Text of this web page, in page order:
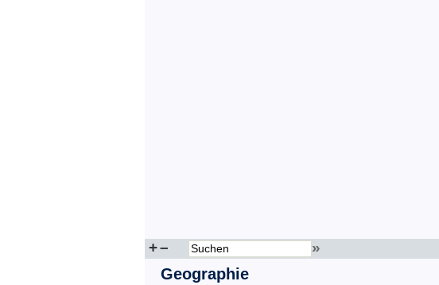
+– »
Geographie